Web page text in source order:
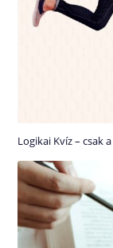
Logikai Kvíz – csak